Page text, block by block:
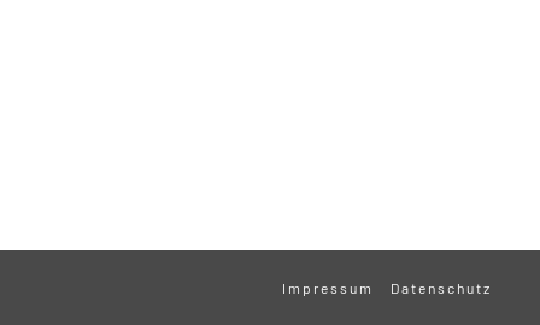
Impressum Datenschutz